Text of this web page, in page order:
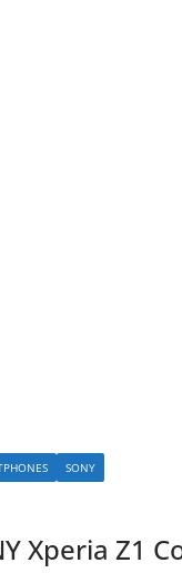
SONY
Xperia Z1